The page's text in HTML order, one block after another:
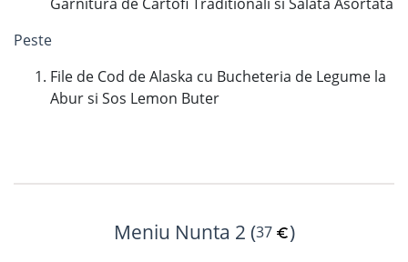
Peste
File de Cod de Alaska cu Bucheteria de Legume la
Abur si Sos Lemon Buter
Meniu Nunta 2 (37 )